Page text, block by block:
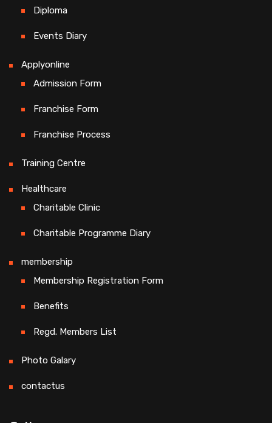
Diploma
Events Diary
Applyonline
Admission Form
Franchise Form
Franchise Process
Training Centre
Healthcare
Charitable Clinic
Charitable Programme Diary
membership
Membership Registration Form
Benefits
Regd. Members List
Photo Galary
contactus